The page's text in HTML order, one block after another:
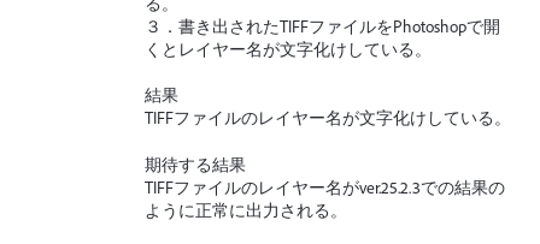
３．書き出されたTIFFファイルをPhotoshopで開
くとレイヤー名が文字化けしている。
結果
TIFFファイルのレイヤー名が文字化けしている。
期待する結果
TIFFファイルのレイヤー名がver.25.2.3での結果の
ように正常に出力される。